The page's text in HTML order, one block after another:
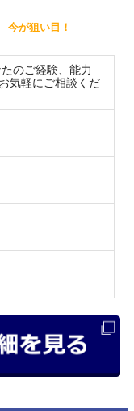
今が狙い目！
のご経験、能力
気軽にご相談くだ